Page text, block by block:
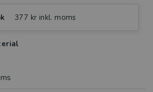
377 kr inkl. moms